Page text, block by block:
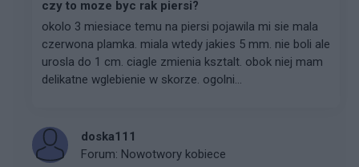
czy to moze byc rak piersi?
okolo 3 miesiace temu na piersi pojawila mi sie mala
czerwona plamka. miala wtedy jakies 5 mm. nie boli ale
urosla do 1 cm. ciagle zmienia ksztalt. obok niej mam
delikatne wglebienie w skorze. ogolni...
doska111
Forum: Nowotwory kobiece